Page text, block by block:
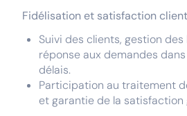
Fidélisation et satisfaction client
Suivi des clients, gestion
réponse aux demandes
délais.
Participation au traitement
et garantie de la satisfaction